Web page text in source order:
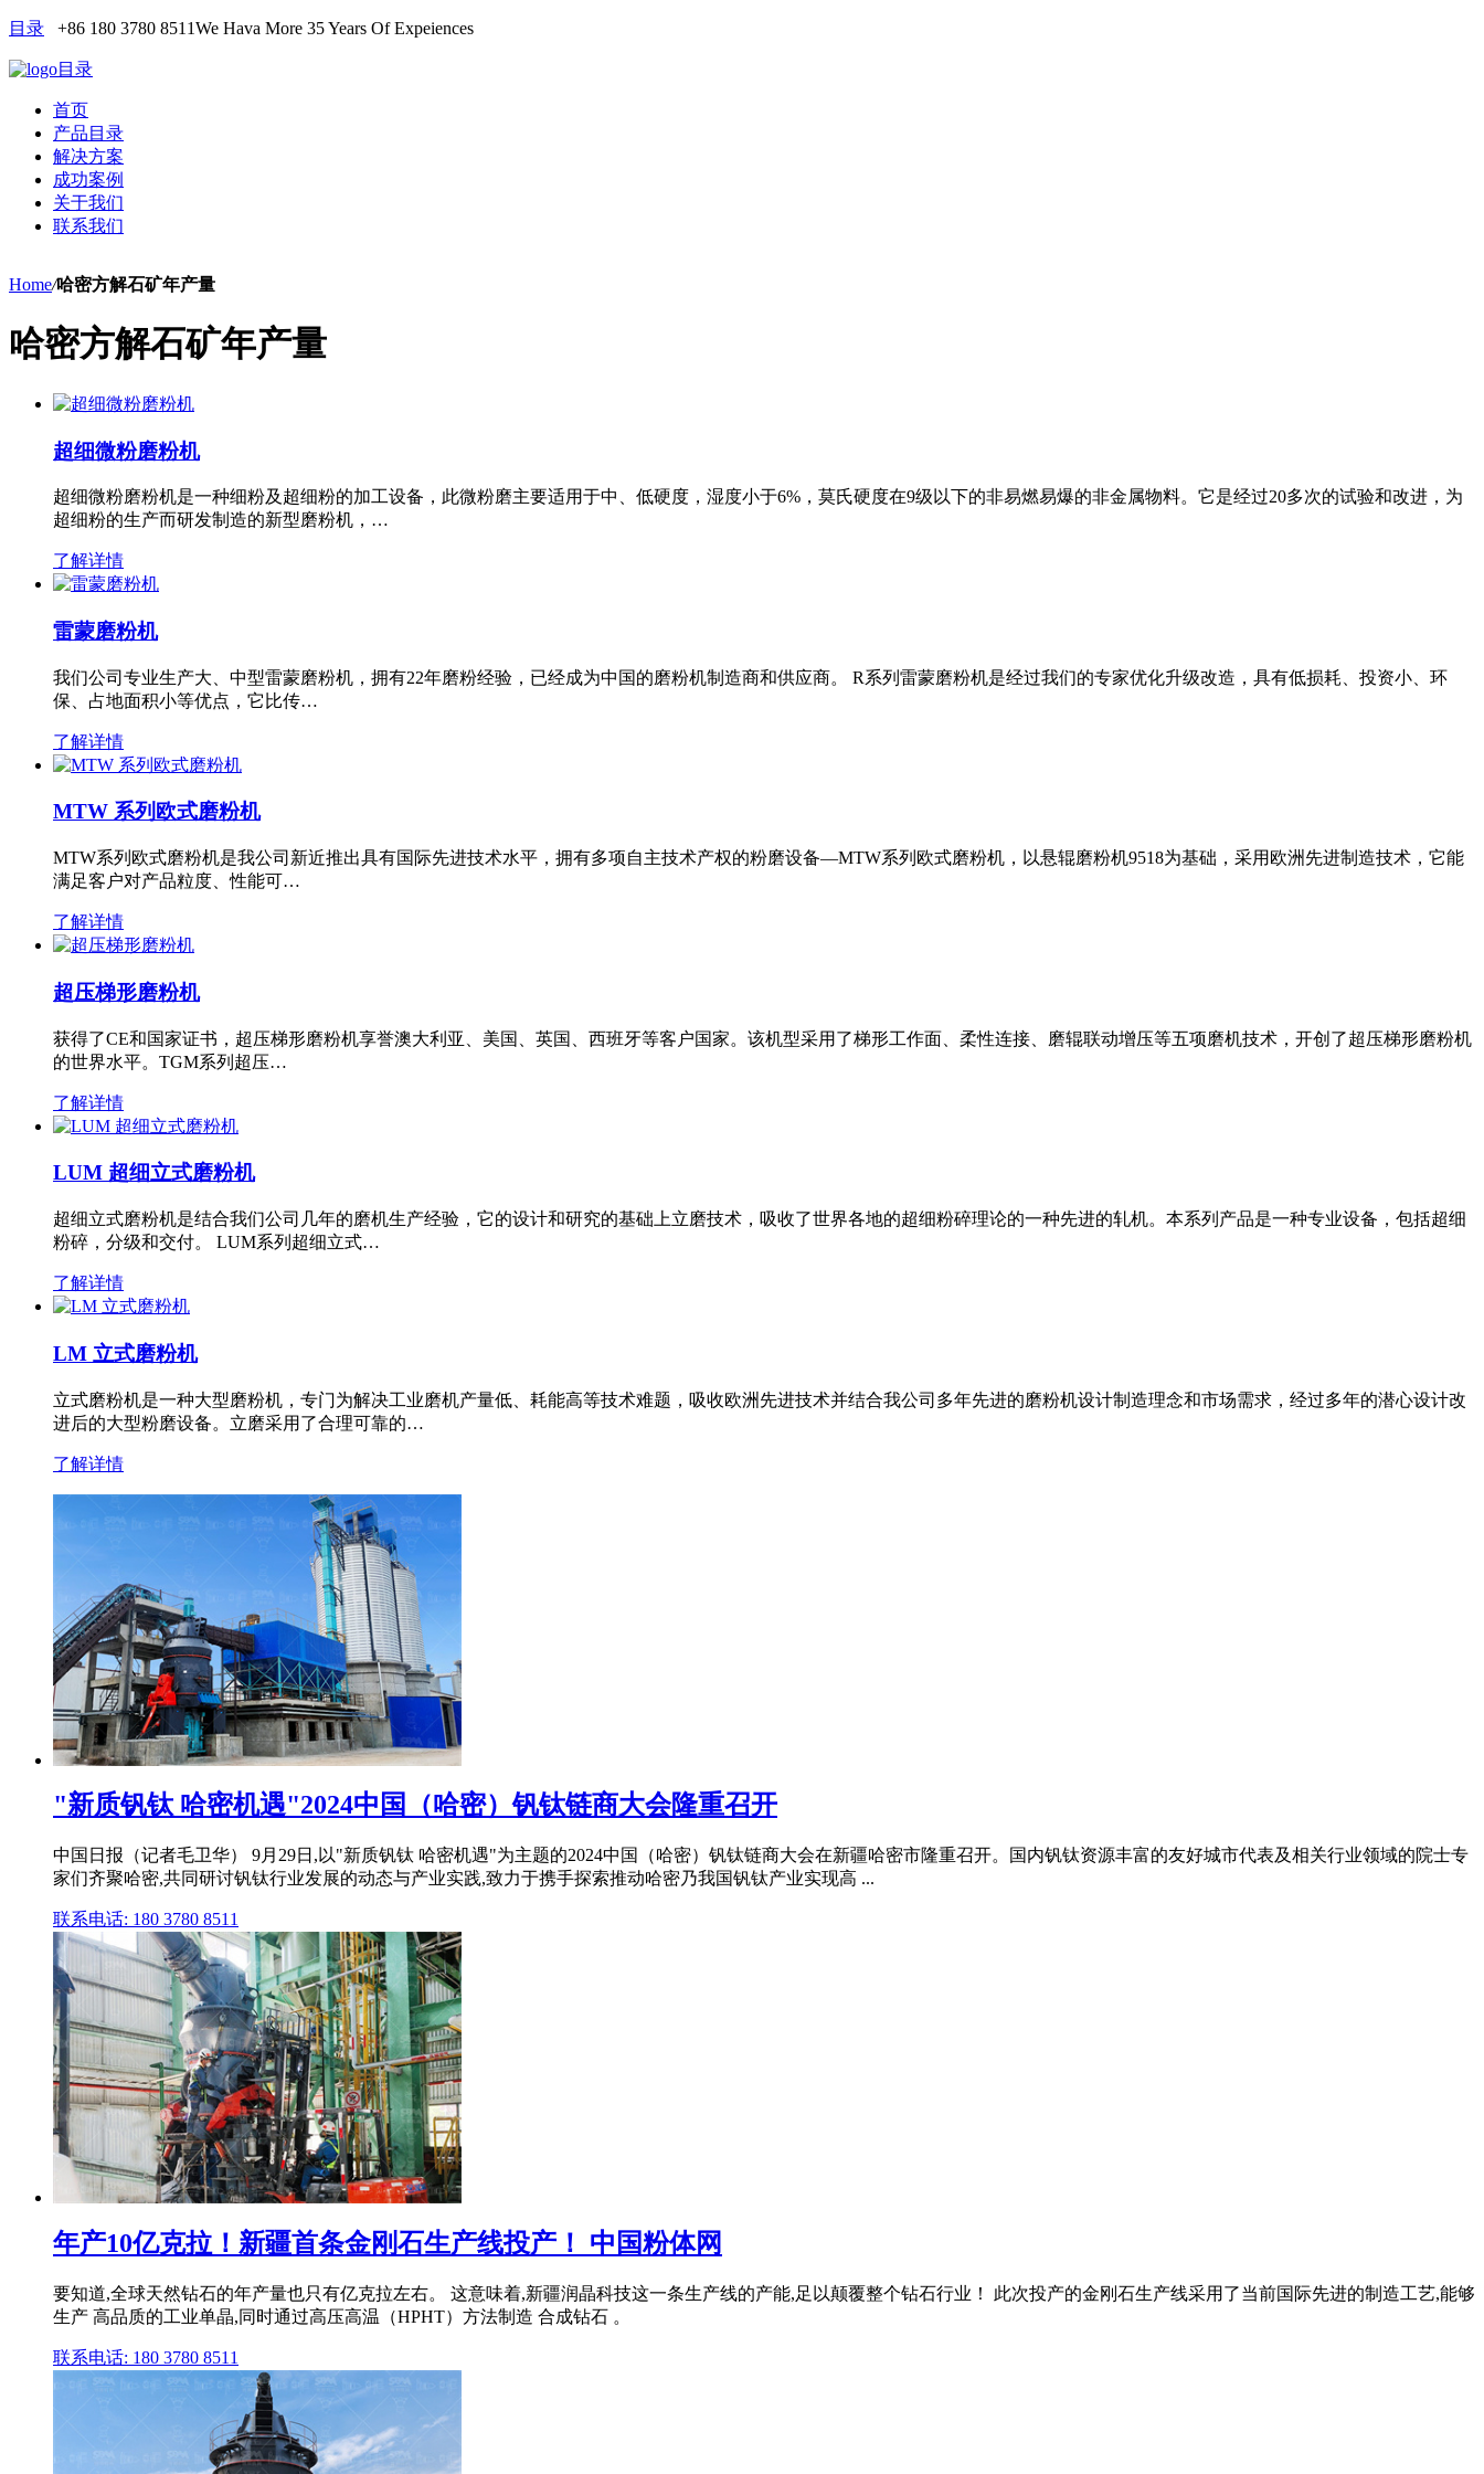
目录 +86 180 3780 8511We Hava More 35 Years Of Expeiences
目录
首页
产品目录
解决方案
成功案例
关于我们
联系我们
Home/哈密方解石矿年产量
哈密方解石矿年产量
超细微粉磨粉机
超细微粉磨粉机是一种细粉及超细粉的加工设备，此微粉磨主要适用于中、低硬度，湿度小于6%，莫氏硬度在9级以下的非易燃易爆的非金属物料。它是经过20多次的试验和改进，为
超细粉的生产而研发制造的新型磨粉机，…
了解详情
雷蒙磨粉机
我们公司专业生产大、中型雷蒙磨粉机，拥有22年磨粉经验，已经成为中国的磨粉机制造商和供应商。 R系列雷蒙磨粉机是经过我们的专家优化升级改造，具有低损耗、投资小、环
保、占地面积小等优点，它比传…
了解详情
MTW 系列欧式磨粉机
MTW系列欧式磨粉机是我公司新近推出具有国际先进技术水平，拥有多项自主技术产权的粉磨设备—MTW系列欧式磨粉机，以悬辊磨粉机9518为基础，采用欧洲先进制造技术，它能
满足客户对产品粒度、性能可…
了解详情
超压梯形磨粉机
获得了CE和国家证书，超压梯形磨粉机享誉澳大利亚、美国、英国、西班牙等客户国家。该机型采用了梯形工作面、柔性连接、磨辊联动增压等五项磨机技术，开创了超压梯形磨粉机
的世界水平。TGM系列超压…
了解详情
LUM 超细立式磨粉机
超细立式磨粉机是结合我们公司几年的磨机生产经验，它的设计和研究的基础上立磨技术，吸收了世界各地的超细粉碎理论的一种先进的轧机。本系列产品是一种专业设备，包括超细
粉碎，分级和交付。 LUM系列超细立式…
了解详情
LM 立式磨粉机
立式磨粉机是一种大型磨粉机，专门为解决工业磨机产量低、耗能高等技术难题，吸收欧洲先进技术并结合我公司多年先进的磨粉机设计制造理念和市场需求，经过多年的潜心设计改
进后的大型粉磨设备。立磨采用了合理可靠的…
了解详情
"新质钒钛 哈密机遇"2024中国（哈密）钒钛链商大会隆重召开
中国日报（记者毛卫华） 9月29日,以"新质钒钛 哈密机遇"为主题的2024中国（哈密）钒钛链商大会在新疆哈密市隆重召开。国内钒钛资源丰富的友好城市代表及相关行业领域的院士专
家们齐聚哈密,共同研讨钒钛行业发展的动态与产业实践,致力于携手探索推动哈密乃我国钒钛产业实现高 ...
联系电话: 180 3780 8511
年产10亿克拉！新疆首条金刚石生产线投产！ 中国粉体网
要知道,全球天然钻石的年产量也只有亿克拉左右。 这意味着,新疆润晶科技这一条生产线的产能,足以颠覆整个钻石行业！ 此次投产的金刚石生产线采用了当前国际先进的制造工艺,能够
生产 高品质的工业单晶,同时通过高压高温（HPHT）方法制造 合成钻石 。
联系电话: 180 3780 8511